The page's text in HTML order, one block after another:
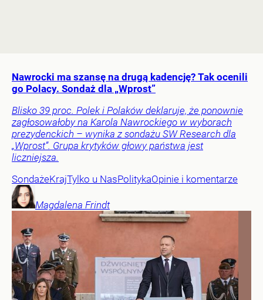
Nawrocki ma szansę na drugą kadencję? Tak ocenili
go Polacy. Sondaż dla „Wprost”
Blisko 39 proc. Polek i Polaków deklaruje, że ponownie
zagłosowałoby na Karola Nawrockiego w wyborach
prezydenckich – wynika z sondażu SW Research dla
„Wprost”. Grupa krytyków głowy państwa jest
liczniejsza.
SondażeKrajTylko u NasPolitykaOpinie i komentarze
Magdalena Frindt